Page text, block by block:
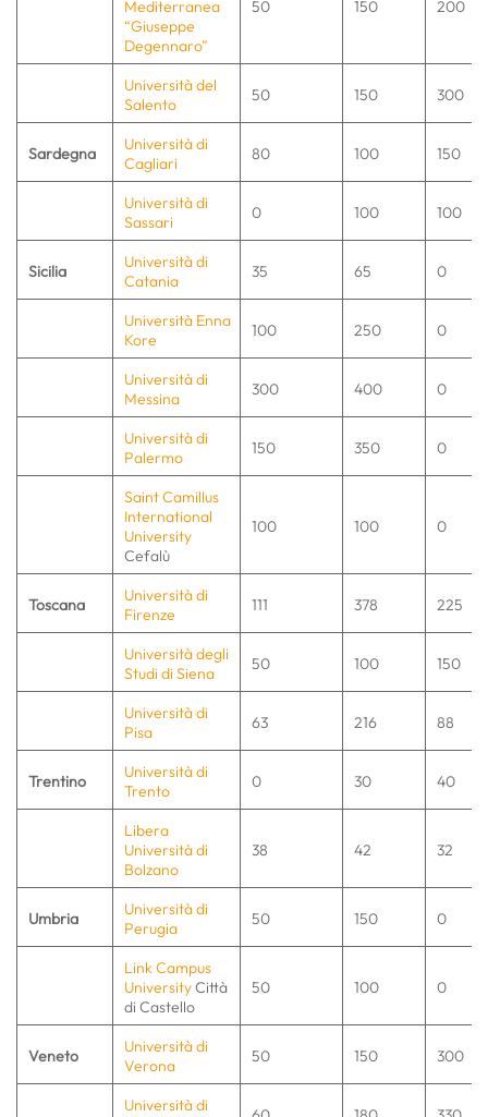
Mediterranea
“Giuseppe
Degennaro”
50 150 200
Università del
Salento
50 150 300
Sardegna
Università di
Cagliari
80 100 150
Università di
Sassari
0 100 100
Sicilia
Università di
Catania
35 65 0
Università Enna
Kore
100 250 0
Università di
Messina
300 400 0
Università di
Palermo
150 350 0
Saint Camillus
International
University
Cefalù
100 100 0
Toscana
Università di
Firenze
111 378 225
Università degli
Studi di Siena
50 100 150
Università di
Pisa
63 216 88
Trentino
Università di
Trento
0 30 40
Libera
Università di
Bolzano
38 42 32
Umbria
Università di
Perugia
50 150 0
Link Campus
UniversityCittà
di Castello
50 100 0
Veneto
Università di
Verona
50 150 300
Università di